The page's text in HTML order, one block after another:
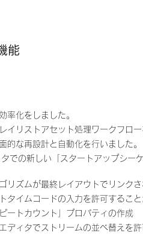
能
率化をしました。
リストアセット処理ワークフロー
的な再設計と自動化を行いました。
での新しい「スタートアップシー
ズムが最終レイアウトでリンク
イムコードの入力を許可すること
ートカウント」プロパティの作成
ィタでストリームの並べ替えを許